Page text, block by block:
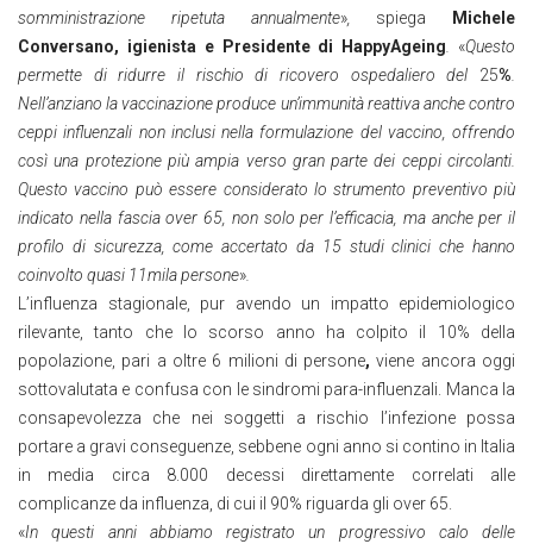
somministrazione ripetuta annualmente», spiega
Michele
Conversano, igienista e Presidente di HappyAgeing
«Questo
permette di ridurre il rischio di ricovero ospedaliero del 25%
Nell’anziano la vaccinazione produce un’immunità reattiva anche contro
ceppi influenzali non inclusi nella formulazione del vaccino, offrendo
così una protezione più ampia verso gran parte dei ceppi circolanti.
Questo vaccino può essere considerato lo strumento preventivo più
indicato nella fascia over 65, non solo per l’efficacia, ma anche per il
profilo di sicurezza, come accertato da 15 studi clinici che hanno
coinvolto quasi 11mila persone»
L’influenza stagionale, pur avendo un impatto epidemiologico
rilevante, tanto che lo scorso anno ha colpito il 10% della
popolazione, pari a oltre 6 milioni di persone, viene ancora oggi
sottovalutata e confusa con le sindromi para-influenzali. Manca la
consapevolezza che nei soggetti a rischio l’infezione possa
portare a gravi conseguenze, sebbene ogni anno si contino in Italia
in media circa 8.000 decessi direttamente correlati alle
complicanze da influenza, di cui il 90% riguarda gli over 65.
«In questi anni abbiamo registrato un progressivo calo delle